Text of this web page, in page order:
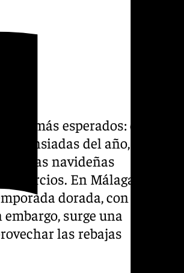
más esperados: el
ansiadas del año,
navideñas
En Málaga,
dorada, con el
surge una
las rebajas